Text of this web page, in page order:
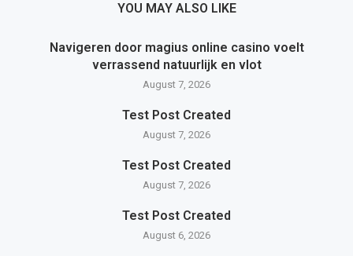
YOU MAY ALSO LIKE
Navigeren door magius online casino voelt
verrassend natuurlijk en vlot
August 7, 2026
Test Post Created
August 7, 2026
Test Post Created
August 7, 2026
Test Post Created
August 6, 2026